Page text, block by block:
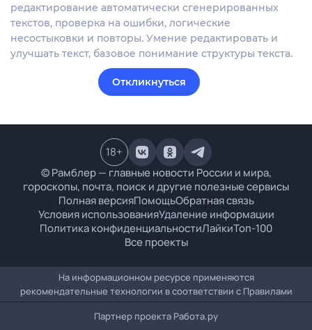
редактирование автоматически сгенерированных
текстов, проверка на ошибки, логические
несостыковки и повторы. Умение редактировать и
улучшать текст, базовое понимание структуры текста.
Откликнуться
© Рамблер — главные новости России и мира,
гороскопы, почта, поиск и другие полезные сервисы
Полная версияПомощьОбратная связь
Условия использованияУдаление информации
Политика конфиденциальностиЛайкиТоп-100
Все проекты
18+
На информационном ресурсе применяются
рекомендательные технологии в соответствии с Правилами
Партнер проекта Работа.ру